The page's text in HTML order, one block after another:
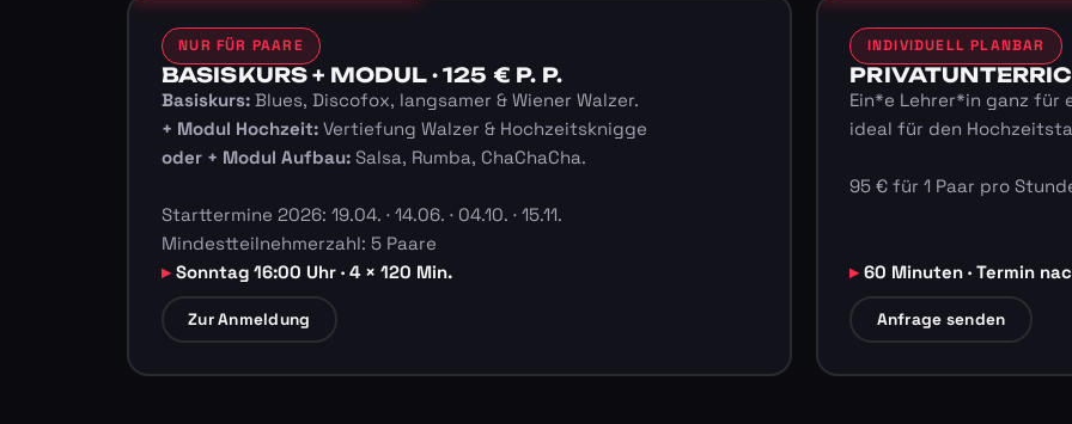
NUR FÜR PAARE
BASISKURS + MODUL · 125 € P. P.
Basiskurs:Blues, Discofox, langsamer & Wiener Walzer.
+ Modul Hochzeit:Vertiefung Walzer & Hochzeitsknigge
oder + Modul Aufbau:Salsa, Rumba, ChaChaCha.
Starttermine 2026: 19.04. · 14.06. · 04.10. · 15.11.
Mindestteilnehmerzahl: 5 Paare
Sonntag 16:00 Uhr · 4 × 120 Min.
Zur Anmeldung
INDIVIDUELL PLANBAR
Ein*e Lehrer*in ganz für
ideal für den
95 € für 1 Paar pro
60 Minuten · Termin
Anfrage senden